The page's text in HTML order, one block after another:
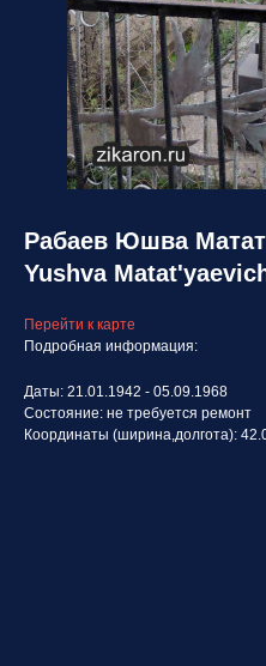
Рабаев Юшва
Yushva
Перейти к карте
Подробная информация:
Даты: 21.01.1942 - 05.09.1968
Состояние: не требуется ремонт
Координаты (ширина,долгота):